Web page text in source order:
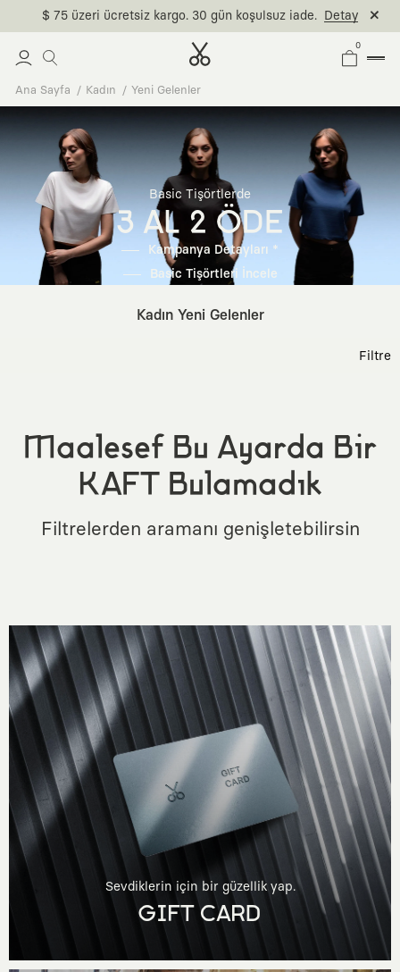
$ 75 üzeri ücretsiz kargo. 30 gün koşulsuz iade. Detay
0
Ana Sayfa Kadın Yeni Gelenler
Basic Tişörtlerde
3 AL 2 ÖDE
Kampanya Detayları *
Basic Tişörtleri İncele
Kadın Yeni Gelenler
Filtre
Maalesef Bu Ayarda Bir
KAFT Bulamadık
Filtrelerden aramanı genişletebilirsin
Sevdiklerin için bir güzellik yap.
GIFT CARD